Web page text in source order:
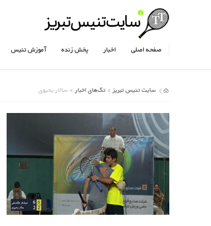
صفحه اصلی اخبار پخش زنده آموزش تنیس
سایت تنیس تبریز » تگ‌های اخبار » سالار یحیوی